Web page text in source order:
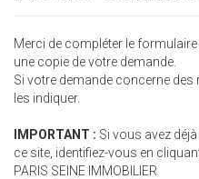
Merci de compléter le
une copie de votre demande.
Si votre demande concerne
les indiquer.
IMPORTANT : Si vous avez
ce site, identifiez-vous en
PARIS SEINE IMMOBILIER